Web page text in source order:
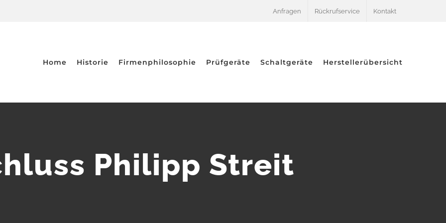
Anfragen Rückrufservice Kontakt
Home Historie Firmenphilosophie Prüfgeräte Schaltgeräte Herstellerübersicht
Philipp Streit